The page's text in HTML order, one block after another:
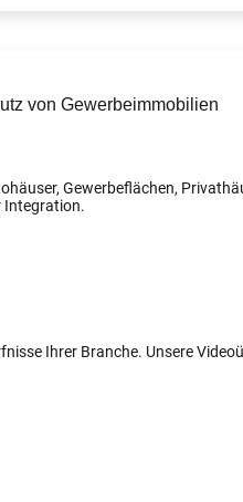
Gewerbeflächen,
Integration.
Ihrer Branche. Unsere